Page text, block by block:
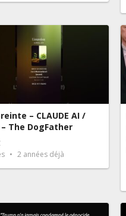
– CLAUDE AI /
– The DogFather
2 années déjà